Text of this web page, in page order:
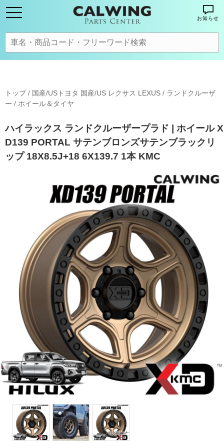
お知らせ
トップ/ 国産/USトヨタ 国産/US レクサス LEXUS / ランドクルーザ
ー / ホイール＆タイヤ
ハイラックス ランドクルーザープラド | ホイール X
D139 PORTAL サテンブロンズサテンブラックリ
ップ 18X8.5J+18 6X139.7 1本 KMC